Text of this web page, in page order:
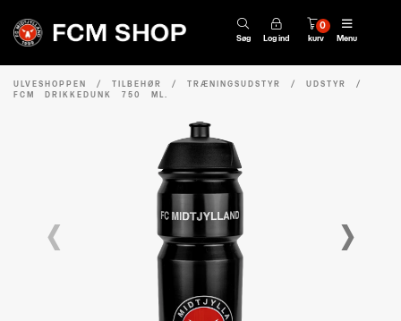
Søg Log ind kurv
0
Menu
ULVESHOPPEN / TILBEHØR / TRÆNINGSUDSTYR / UDSTYR
/
FCM DRIKKEDUNK 750 ML.
‹ ›